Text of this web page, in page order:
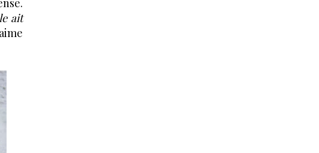
ait